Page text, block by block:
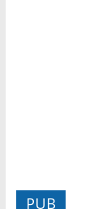
PUB